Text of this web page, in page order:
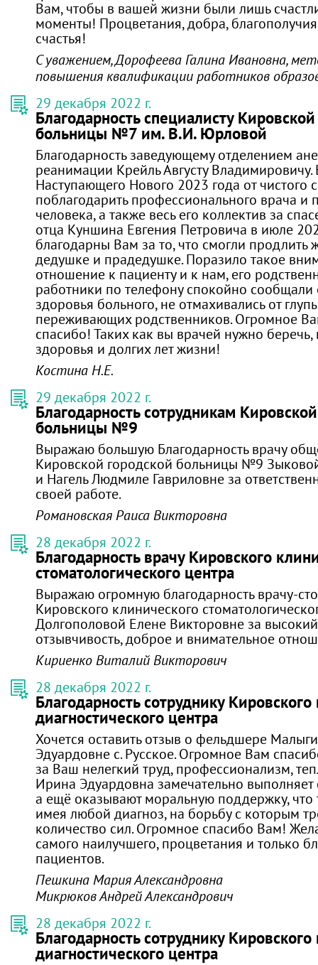
Вам, чтобы в вашей жизни были лишь
моменты! Процветания, добра,
счастья!
С уважением, Дорофеева Галина Ивановна,
повышения квалификации работников
29 декабря 2022 г.
Благодарность специалисту
больницы №7 им. В.И. Юрловой
Благодарность заведующему отделением
реанимации Крейль Августу
Наступающего Нового 2023 года от чистого
поблагодарить профессионального врача и
человека, а также весь его коллектив за
отца Куншина Евгения Петровича в июле
благодарны Вам за то, что смогли продлить
дедушке и прадедушке. Поразило такое
отношение к пациенту и к нам, его
работники по телефону спокойно сообщали
здоровья больного, не отмахивались от
переживающих родственников. Огромное
спасибо! Таких как вы врачей нужно
здоровья и долгих лет жизни!
Костина Н.Е.
29 декабря 2022 г.
Благодарность сотрудникам
больницы №9
Выражаю большую Благодарность врачу
Кировской городской больницы №9
и Нагель Людмиле Гавриловне за
своей работе.
Романовская Раиса Викторовна
28 декабря 2022 г.
Благодарность врачу Кировского
стоматологического центра
Выражаю огромную благодарность врачу-
Кировского клинического
Долгополовой Елене Викторовне за
отзывчивость, доброе и внимательное
Кириенко Виталий Викторович
28 декабря 2022 г.
Благодарность сотруднику
диагностического центра
Хочется оставить отзыв о фельдшере
Эдуардовне с. Русское. Огромное Вам
за Ваш нелегкий труд, профессионализм,
Ирина Эдуардовна замечательно выполняет
а ещё оказывают моральную поддержку, что
имея любой диагноз, на борьбу с которым
количество сил. Огромное спасибо Вам!
самого наилучшего, процветания и только
пациентов.
Пешкина Мария Александровна
Микрюков Андрей Александрович
28 декабря 2022 г.
Благодарность сотруднику
диагностического центра